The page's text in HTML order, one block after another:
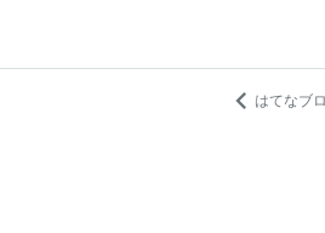
はてなブ